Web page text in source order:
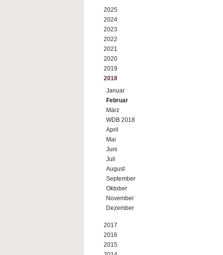
2025
2024
2023
2022
2021
2020
2019
2018
Januar
Februar
März
WDB 2018
April
Mai
Juni
Juli
August
September
Oktober
November
Dezember
2017
2016
2015